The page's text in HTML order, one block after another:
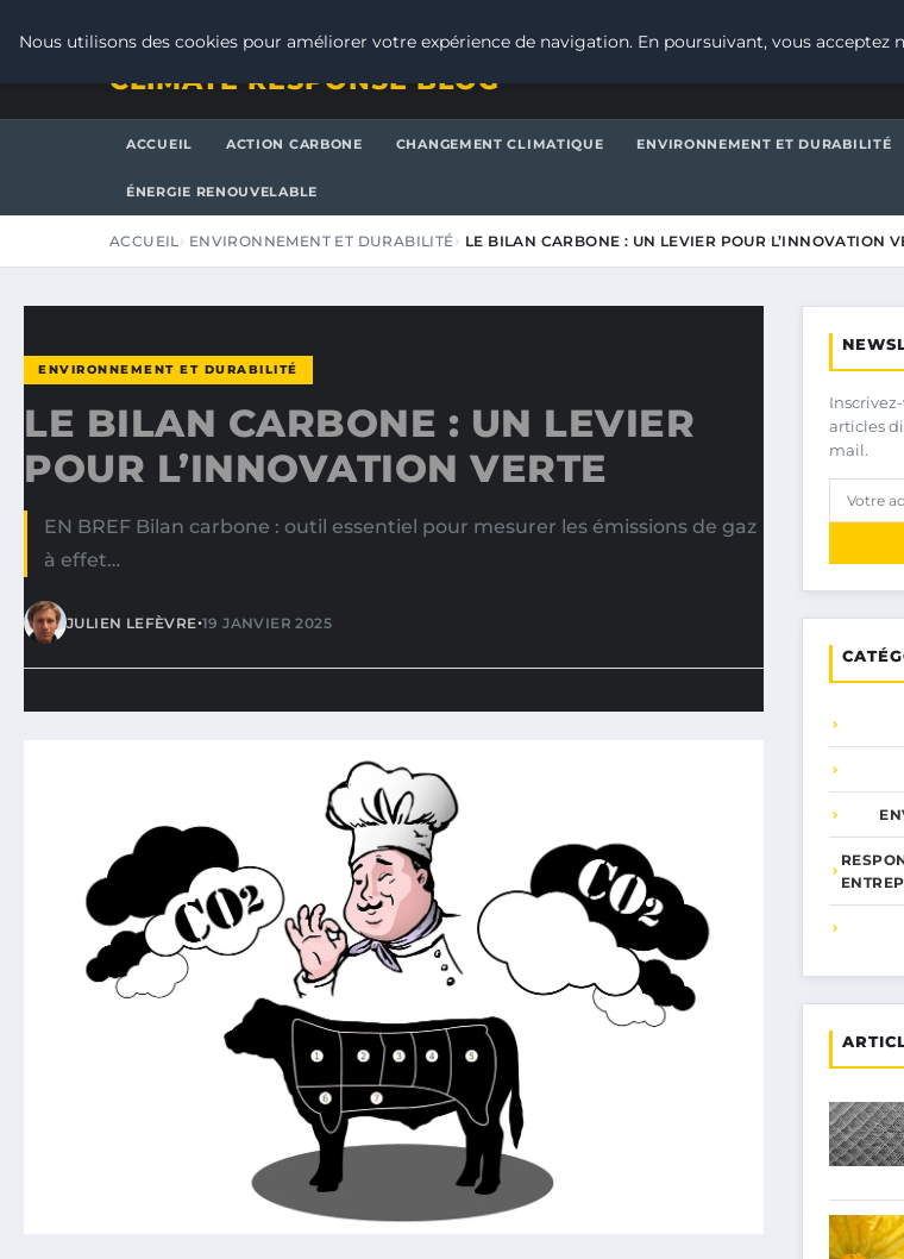
CLIMATE RESPONSE BLOG
ACCUEIL ACTION CARBONE CHANGEMENT CLIMATIQUE ENVIRONNEMENT ET DURABILITÉ
ÉNERGIE RENOUVELABLE
ACCUEIL ENVIRONNEMENT ET DURABILITÉ LE BILAN CARBONE : UN LEVIER POUR L’INNOVATION
ENVIRONNEMENT ET DURABILITÉ
LE BILAN CARBONE : UN LEVIER
POUR L’INNOVATION VERTE
EN BREF Bilan carbone : outil essentiel pour mesurer les émissions de gaz
à effet…
JULIEN LEFÈVRE•19 JANVIER 2025
articles
mail.
Nous utilisons des cookies pour améliorer votre expérience de navigation. En poursuivant, vous